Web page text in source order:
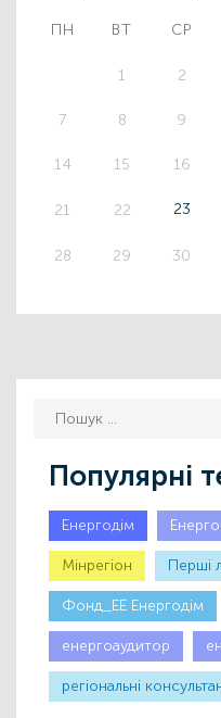
ПН ВТ СР
1 2
7 8 9
14 15 16
21 22 23
28 29 30
Популярні
Енергодім
Мінрегіон Першi
Фонд_ЕЕ Енергодім
енергоаудитор
регіональні